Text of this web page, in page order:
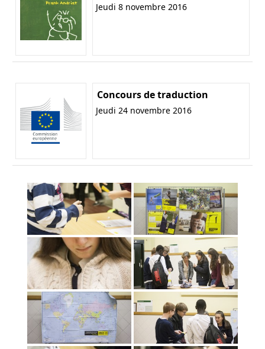
Jeudi 8 novembre 2016
Concours de traduction
Jeudi 24 novembre 2016